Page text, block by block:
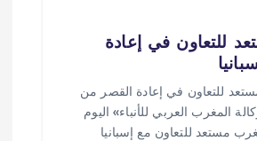
للتعاون في إعادة
مستعد للتعاون في إعادة القصر من
المغرب العربي للأنباء» اليوم
مستعد للتعاون مع إسبانيا